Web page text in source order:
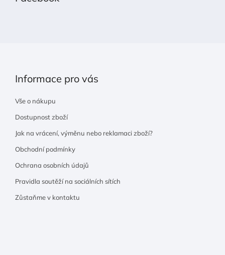
Informace pro vás
Vše o nákupu
Dostupnost zboží
Jak na vrácení, výměnu nebo reklamaci zboží?
Obchodní podmínky
Ochrana osobních údajů
Pravidla soutěží na sociálních sítích
Zůstaňme v kontaktu